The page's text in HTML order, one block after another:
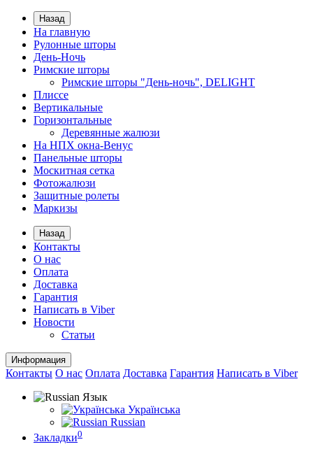
Назад
На главную
Рулонные шторы
День-Ночь
Римские шторы
Римские шторы "День-ночь", DELIGHT
Плиссе
Вертикальные
Горизонтальные
Деревянные жалюзи
На НПХ окна-Венус
Панельные шторы
Москитная сетка
Фотожалюзи
Защитные ролеты
Маркизы
Назад
Контакты
О нас
Оплата
Доставка
Гарантия
Написать в Viber
Новости
Статьи
Информация
Контакты О нас Оплата Доставка Гарантия Написать в Viber
Язык
Українська
Russian
Закладки0